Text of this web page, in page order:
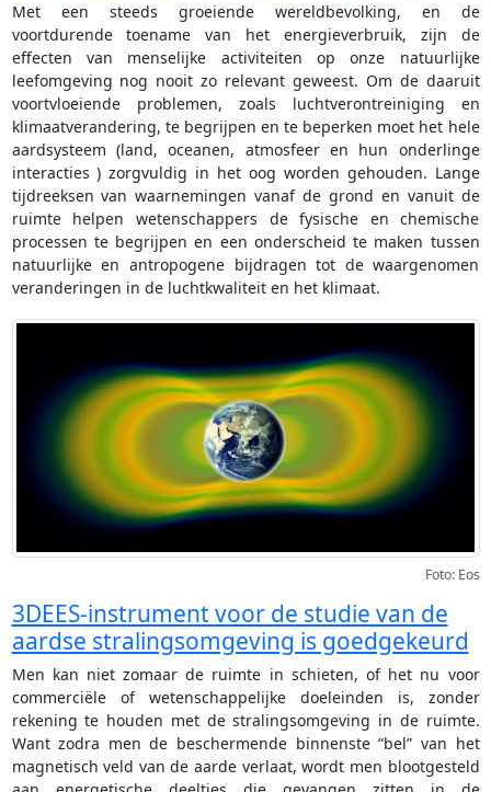
Met een steeds groeiende wereldbevolking, en de
voortdurende toename van het energieverbruik, zijn de
effecten van menselijke activiteiten op onze natuurlijke
leefomgeving nog nooit zo relevant geweest. Om de daaruit
voortvloeiende problemen, zoals luchtverontreiniging en
klimaatverandering, te begrijpen en te beperken moet het hele
aardsysteem (land, oceanen, atmosfeer en hun onderlinge
interacties ) zorgvuldig in het oog worden gehouden. Lange
tijdreeksen van waarnemingen vanaf de grond en vanuit de
ruimte helpen wetenschappers de fysische en chemische
processen te begrijpen en een onderscheid te maken tussen
natuurlijke en antropogene bijdragen tot de waargenomen
veranderingen in de luchtkwaliteit en het klimaat.
Foto: Eos
3DEES-instrument voor de studie van de
aardse stralingsomgeving is goedgekeurd
Men kan niet zomaar de ruimte in schieten, of het nu voor
commerciële of wetenschappelijke doeleinden is, zonder
rekening te houden met de stralingsomgeving in de ruimte.
Want zodra men de beschermende binnenste “bel” van het
magnetisch veld van de aarde verlaat, wordt men blootgesteld